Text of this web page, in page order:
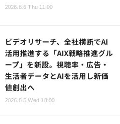
2026.8.6 Thu 11:00
ビデオリサーチ、全社横断でAI
活用推進する「AIX戦略推進グル
ープ」を新設。視聴率・広告・
生活者データとAIを活用し新価
値創出へ
2026.8.5 Wed 18:00